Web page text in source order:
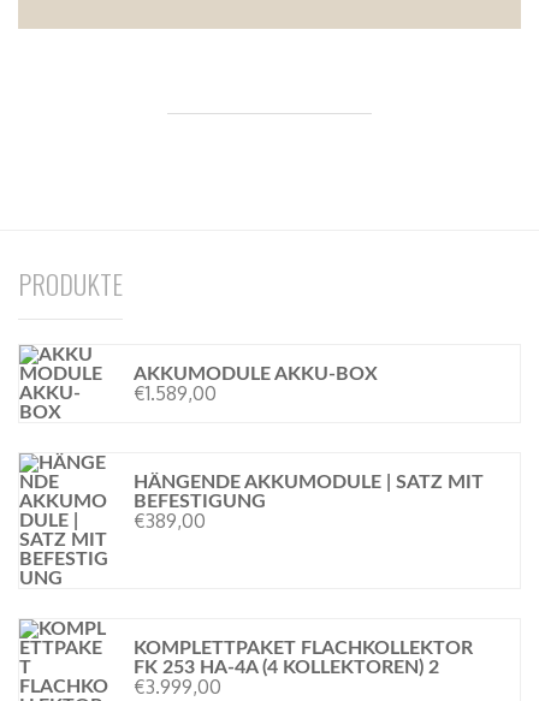
PRODUKTE
AKKUMODULE AKKU-BOX
€1.589,00
HÄNGENDE AKKUMODULE | SATZ MIT
BEFESTIGUNG
€389,00
KOMPLETTPAKET FLACHKOLLEKTOR
FK 253 HA-4A (4 KOLLEKTOREN) 2
€3.999,00